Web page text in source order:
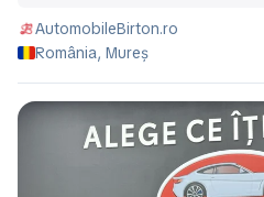
AutomobileBirton.ro
România, Mureș